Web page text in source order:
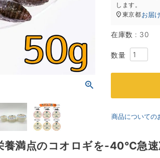
します。
東京都お届
在庫数 30
商品についての
養満点のコオロギを-40℃急速